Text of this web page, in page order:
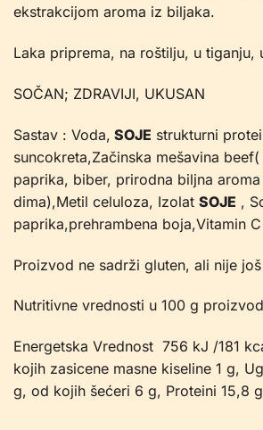
ekstrakcijom aroma iz biljaka.
Laka priprema, na roštilju, u tiganju,
SOČAN; ZDRAVIJI, UKUSAN
Sastav : Voda, SOJE strukturni
suncokreta,Začinska mešavina
paprika, biber, prirodna biljna
dima),Metil celuloza, Izolat SOJE ,
paprika,prehrambena boja,Vitamin C
Proizvod ne sadrži gluten, ali nije
Nutritivne vrednosti u 100 g
Energetska Vrednost 756 kJ /181
kojih zasicene masne kiseline 1 g,
g, od kojih šećeri 6 g, Proteini 15,8